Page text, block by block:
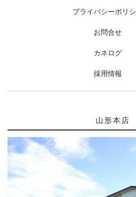
プライバシーポリ
お問合せ
カネログ
採用情報
山形本店